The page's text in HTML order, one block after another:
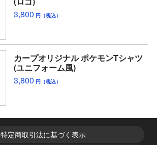
3,800 円（税込）
カープオリジナル ポケモンTシャツ
(ユニフォーム風)
3,800 円（税込）
特定商取引法に基づく表示